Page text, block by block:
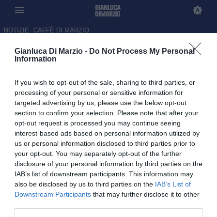
Gianluca Di Marzio - Do Not Process My Personal
Information
If you wish to opt-out of the sale, sharing to third parties, or
processing of your personal or sensitive information for
targeted advertising by us, please use the below opt-out
section to confirm your selection. Please note that after your
opt-out request is processed you may continue seeing
interest-based ads based on personal information utilized by
us or personal information disclosed to third parties prior to
your opt-out. You may separately opt-out of the further
disclosure of your personal information by third parties on the
IAB’s list of downstream participants. This information may
also be disclosed by us to third parties on the IAB’s List of
Downstream Participants that may further disclose it to other
NOTIZIE CAFFÈ DI MARZIO
Serie A 2026-27, svelata la data
calendario
23.05.2026 08:56 diMattia De Pascalis
Serie A 2026/27, il calendario della prossima stagione sarà svelato
il 5 giugno in occasione del "Festival della Serie A" a Parma